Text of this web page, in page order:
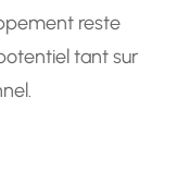
reste
tant sur